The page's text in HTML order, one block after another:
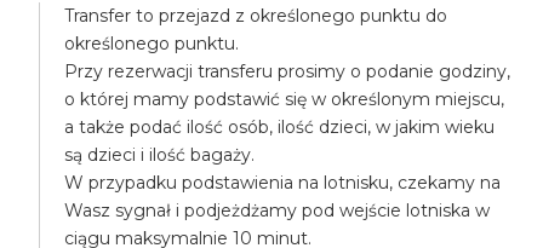
Transfer to przejazd z określonego punktu do
określonego punktu.
Przy rezerwacji transferu prosimy o podanie godziny,
o której mamy podstawić się w określonym miejscu,
a także podać ilość osób, ilość dzieci, w jakim wieku
są dzieci i ilość bagaży.
W przypadku podstawienia na lotnisku, czekamy na
Wasz sygnał i podjeżdżamy pod wejście lotniska w
ciągu maksymalnie 10 minut.